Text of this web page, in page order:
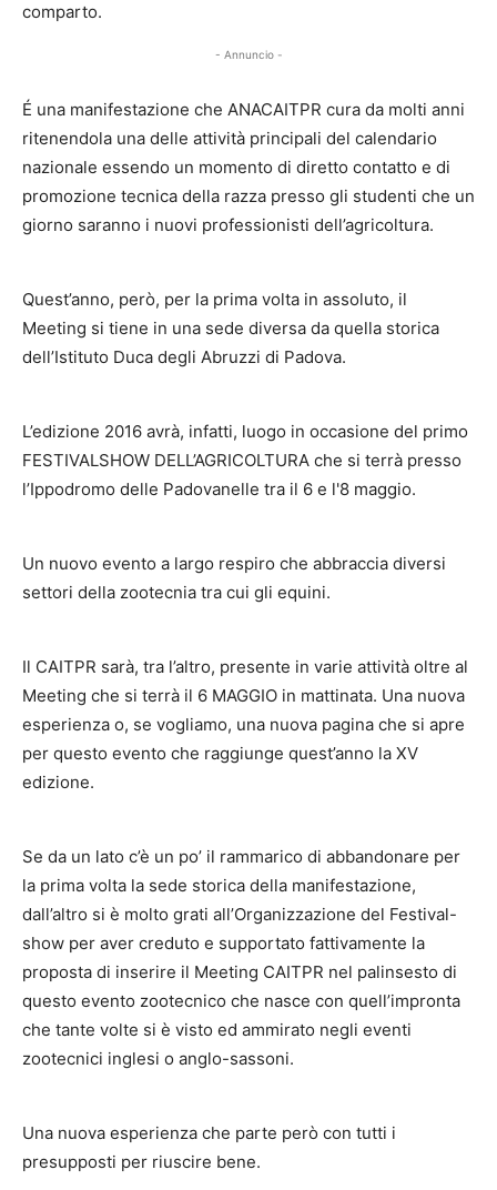
comparto.
- Annuncio -
É una manifestazione che ANACAITPR cura da molti anni
ritenendola una delle attività principali del calendario
nazionale essendo un momento di diretto contatto e di
promozione tecnica della razza presso gli studenti che un
giorno saranno i nuovi professionisti dell’agricoltura.
Quest’anno, però, per la prima volta in assoluto, il
Meeting si tiene in una sede diversa da quella storica
dell’Istituto Duca degli Abruzzi di Padova.
L’edizione 2016 avrà, infatti, luogo in occasione del primo
FESTIVALSHOW DELL’AGRICOLTURA che si terrà presso
l’Ippodromo delle Padovanelle tra il 6 e l'8 maggio.
Un nuovo evento a largo respiro che abbraccia diversi
settori della zootecnia tra cui gli equini.
Il CAITPR sarà, tra l’altro, presente in varie attività oltre al
Meeting che si terrà il 6 MAGGIO in mattinata. Una nuova
esperienza o, se vogliamo, una nuova pagina che si apre
per questo evento che raggiunge quest’anno la XV
edizione.
Se da un lato c’è un po’ il rammarico di abbandonare per
la prima volta la sede storica della manifestazione,
dall’altro si è molto grati all’Organizzazione del Festival-
show per aver creduto e supportato fattivamente la
proposta di inserire il Meeting CAITPR nel palinsesto di
questo evento zootecnico che nasce con quell’impronta
che tante volte si è visto ed ammirato negli eventi
zootecnici inglesi o anglo-sassoni.
Una nuova esperienza che parte però con tutti i
presupposti per riuscire bene.